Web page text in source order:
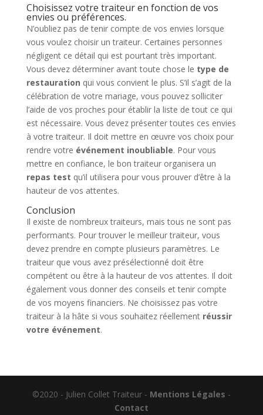
Choisissez votre traiteur en fonction de vos
envies ou préférences.
N’oubliez pas de tenir compte de vos envies lorsque
vous voulez choisir un traiteur. Certaines personnes
négligent ce détail qui est pourtant très important.
Vous devez déterminer avant toute chose le type de
restauration qui vous convient le plus. S’il s’agit de la
célébration de votre mariage, vous pouvez solliciter
l’aide de vos proches pour établir la liste de tout ce qui
est nécessaire. Vous devez présenter toutes ces envies
à votre traiteur. Il doit mettre en œuvre vos choix pour
rendre votre événement inoubliable. Pour vous
mettre en confiance, le bon traiteur organisera un
repas test qu’il utilisera pour vous prouver d’être à la
hauteur de vos attentes.
Conclusion
Il existe de nombreux traiteurs, mais tous ne sont pas
performants. Pour trouver le meilleur traiteur, vous
devez prendre en compte plusieurs paramètres. Le
traiteur que vous avez présélectionné doit être
compétent ou être à la hauteur de vos attentes. Il doit
également vous donner des conseils et tenir compte
de vos moyens financiers. Ne choisissez pas votre
traiteur à la hâte si vous souhaitez réellement réussir
votre événement.
©2020 - Julien Collet Traiteur - Mentions Légales -
Contact